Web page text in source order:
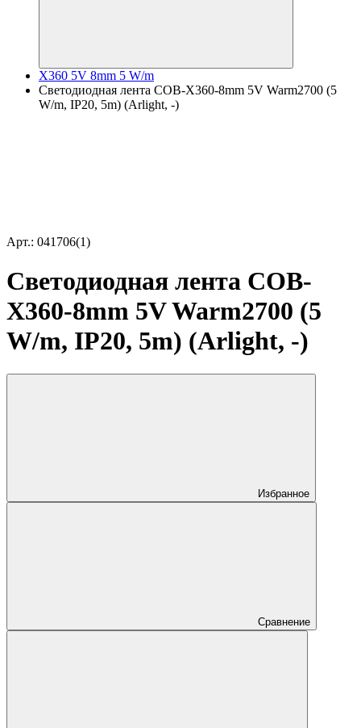
X360 5V 8mm 5 W/m
Светодиодная лента COB-X360-8mm 5V Warm2700 (5
W/m, IP20, 5m) (Arlight, -)
Арт.: 041706(1)
Светодиодная лента COB-
X360-8mm 5V Warm2700 (5
W/m, IP20, 5m) (Arlight, -)
Избранное
Сравнение